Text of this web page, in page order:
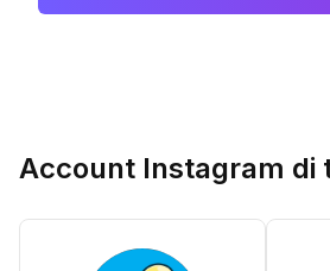
Account Instagram di